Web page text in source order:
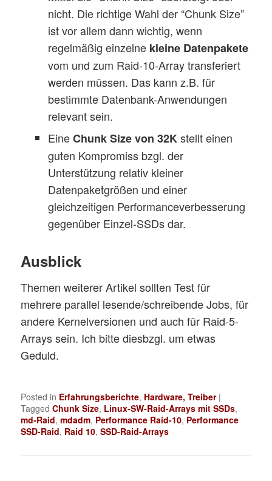
nicht. Die richtige Wahl der “Chunk Size”
ist vor allem dann wichtig, wenn
regelmäßig einzelne kleine Datenpakete
vom und zum Raid-10-Array transferiert
werden müssen. Das kann z.B. für
bestimmte Datenbank-Anwendungen
relevant sein.
EineChunk Size von 32Kstellt einen
guten Kompromiss bzgl. der
Unterstützung relativ kleiner
Datenpaketgrößen und einer
gleichzeitigen Performanceverbesserung
gegenüber Einzel-SSDs dar.
Ausblick
Themen weiterer Artikel sollten Test für
mehrere parallel lesende/schreibende Jobs, für
andere Kernelversionen und auch für Raid-5-
Arrays sein. Ich bitte diesbzgl. um etwas
Geduld.
Posted in Erfahrungsberichte, Hardware, Treiber |
Tagged Chunk Size, Linux-SW-Raid-Arrays mit SSDs,
md-Raid,mdadm, Performance Raid-10, Performance
SSD-Raid, Raid 10,SSD-Raid-Arrays